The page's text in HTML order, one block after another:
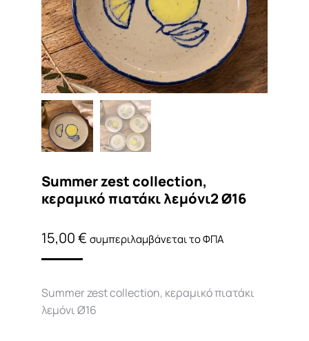
Summer zest collection,
κεραμικό πιατάκι λεμόνι2 Ø16
15,00€ συμπεριλαμβάνεται το ΦΠΑ
Summer zest collection, κεραμικό πιατάκι
λεμόνι Ø16